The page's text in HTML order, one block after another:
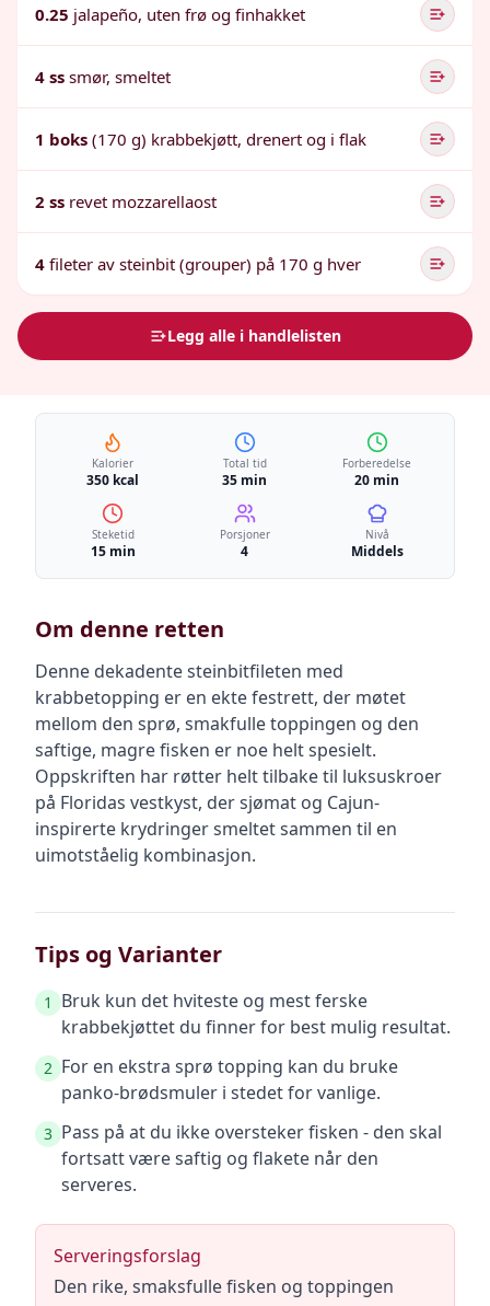
0.25 jalapeño, uten frø og finhakket
4 ss smør, smeltet
1 boks (170 g) krabbekjøtt, drenert og i flak
2 ss revet mozzarellaost
4 fileter av steinbit (grouper) på 170 g hver
Legg alle i handlelisten
Kalorier
350 kcal
Total tid
35 min
Forberedelse
20 min
Steketid
15 min
Porsjoner
4
Nivå
Middels
Om denne retten
Denne dekadente steinbitfileten med
krabbetopping er en ekte festrett, der møtet
mellom den sprø, smakfulle toppingen og den
saftige, magre fisken er noe helt spesielt.
Oppskriften har røtter helt tilbake til luksuskroer
på Floridas vestkyst, der sjømat og Cajun-
inspirerte krydringer smeltet sammen til en
uimotståelig kombinasjon.
Tips og Varianter
1
Bruk kun det hviteste og mest ferske
krabbekjøttet du finner for best mulig resultat.
2 For en ekstra sprø topping kan du bruke
panko-brødsmuler i stedet for vanlige.
3 Pass på at du ikke oversteker fisken - den skal
fortsatt være saftig og flakete når den
serveres.
Serveringsforslag
Den rike, smaksfulle fisken og toppingen